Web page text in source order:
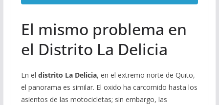
El mismo problema en
el Distrito La Delicia
En el distrito La Delicia, en el extremo norte de Quito,
el panorama es similar. El oxido ha carcomido hasta los
asientos de las motocicletas; sin embargo, las